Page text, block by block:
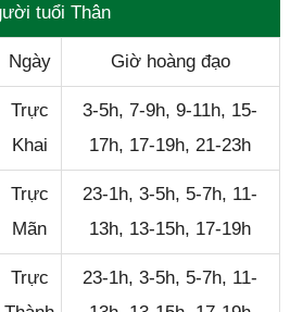
tuổi Thân
Ngày Giờ hoàng đạo
Trực
Khai
3-5h, 7-9h, 9-11h, 15-
17h, 17-19h, 21-23h
Trực
Mãn
23-1h, 3-5h, 5-7h, 11-
13h, 13-15h, 17-19h
Trực
23-1h, 3-5h, 5-7h, 11-